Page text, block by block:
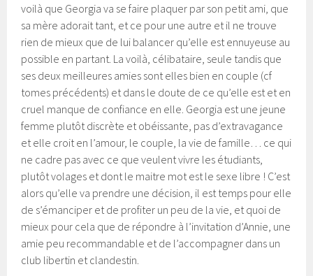
voilà que Georgia va se faire plaquer par son petit ami, que
sa mère adorait tant, et ce pour une autre et il ne trouve
rien de mieux que de lui balancer qu’elle est ennuyeuse au
possible en partant. La voilà, célibataire, seule tandis que
ses deux meilleures amies sont elles bien en couple (cf
tomes précédents) et dans le doute de ce qu’elle est et en
cruel manque de confiance en elle. Georgia est une jeune
femme plutôt discrète et obéissante, pas d’extravagance
et elle croit en l’amour, le couple, la vie de famille… ce qui
ne cadre pas avec ce que veulent vivre les étudiants,
plutôt volages et dont le maitre mot est le sexe libre ! C’est
alors qu’elle va prendre une décision, il est temps pour elle
de s’émanciper et de profiter un peu de la vie, et quoi de
mieux pour cela que de répondre à l’invitation d’Annie, une
amie peu recommandable et de l’accompagner dans un
club libertin et clandestin.